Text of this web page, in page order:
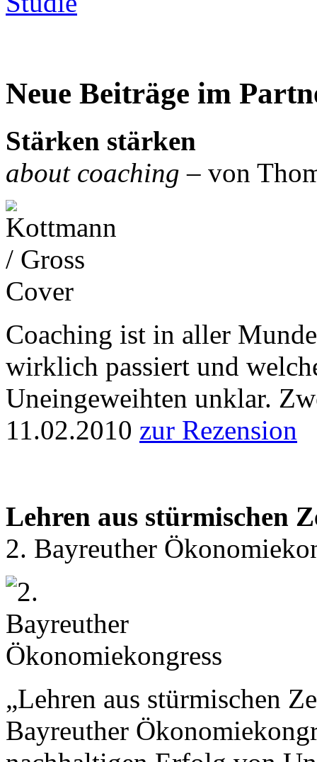
Neue Beiträge im
Stärken stärken
about coaching – von
Coaching ist in aller
wirklich passiert und
Uneingeweihten unklar.
11.02.2010 zur Rezension
Lehren aus stürmischen
2. Bayreuther
„Lehren aus stürmischen
Bayreuther